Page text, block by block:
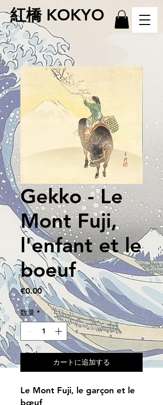
紅橋 KOKYO
Gekko - Le
Mont Fuji,
l'enfant et le
boeuf
€0.00価
格
数量 *
カートに追加する
Le Mont Fuji, le garçon et le
bœuf